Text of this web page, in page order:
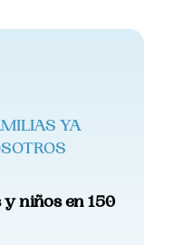
YA
niños en 150